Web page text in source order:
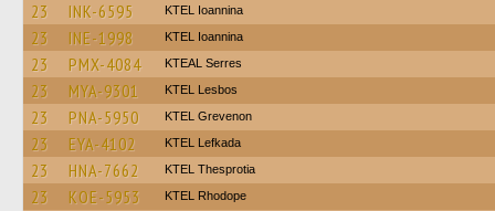
23 INK-6595 KTEL Ioannina
23 INE-1998 KTEL Ioannina
23 PMX-4084 KTEAL Serres
23 MYA-9301 KTEL Lesbos
23 PNA-5950 ΚΤΕL Grevenon
23 EYA-4102 KTEL Lefkada
23 HNA-7662 KTEL Thesprotia
23 KOE-5953 KTEL Rhodope